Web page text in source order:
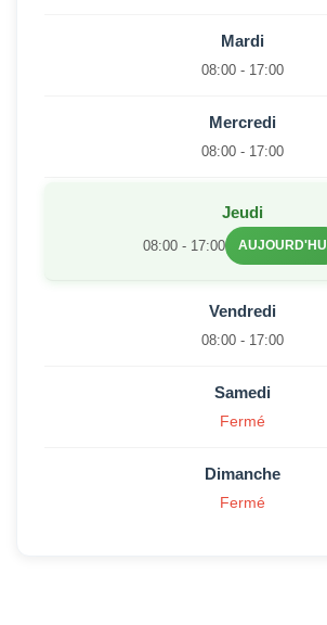
Mardi
08:00 - 17:00
Mercredi
08:00 - 17:00
Jeudi
08:00 - 17:00 AUJOURD'HUI
Vendredi
08:00 - 17:00
Samedi
Fermé
Dimanche
Fermé